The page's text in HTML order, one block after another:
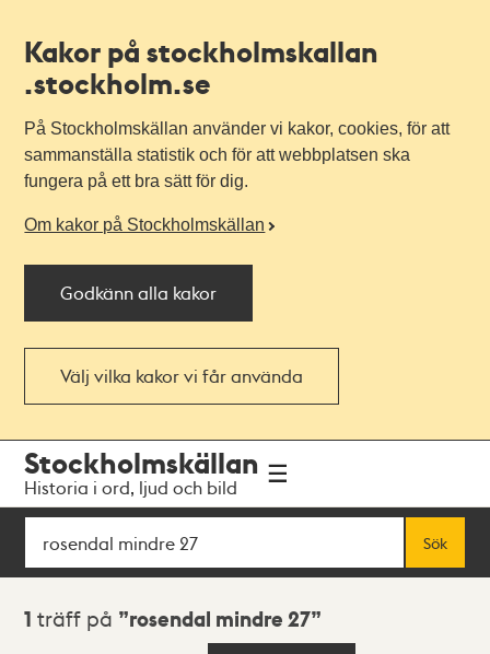
Kakor på stockholmskallan
.stockholm.se
På Stockholmskällan använder vi kakor, cookies, för att
sammanställa statistik och för att webbplatsen ska
fungera på ett bra sätt för dig.
Om kakor på Stockholmskällan
Godkänn alla kakor
Välj vilka kakor vi får använda
navigationen
huvudinnehållet
Stockholmskällan
Historia i ord, ljud och bild
Sök
Sök
Sökresultat
1 träff på rosendal mindre 27